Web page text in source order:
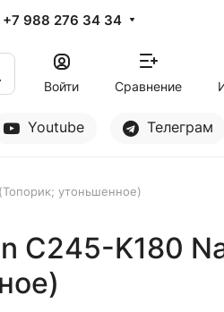
+7 988 276 34 34
Войти Сравнение
Youtube Телеграм
утоньшенное)
C245-K180